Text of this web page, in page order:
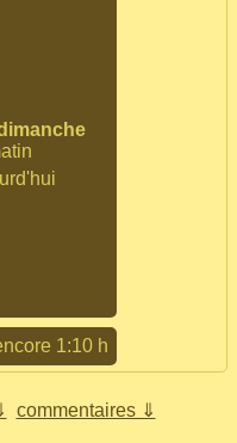
1:10 h
commentaires ⇓